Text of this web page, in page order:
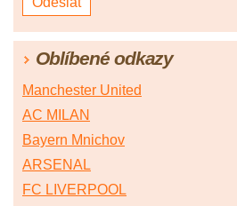
Oblíbené odkazy
Manchester United
AC MILAN
Bayern Mnichov
ARSENAL
FC LIVERPOOL